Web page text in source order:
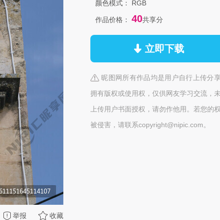
举报 收藏
颜色模式： RGB
作品价格： 40共享分
立即下载
昵图网所有作品均是用户自行上传分
拥有版权或使用权，仅供网友学习交流，
上传用户书面授权，请勿作他用。若您的
被侵害，请联系copyright@nipic.com。